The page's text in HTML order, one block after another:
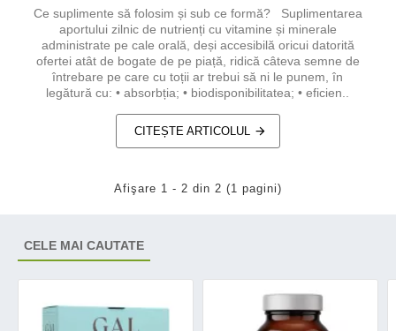
Ce suplimente să folosim și sub ce formă? Suplimentarea
aportului zilnic de nutrienți cu vitamine și minerale
administrate pe cale orală, deși accesibilă oricui datorită
ofertei atât de bogate de pe piață, ridică câteva semne de
întrebare pe care cu toții ar trebui să ni le punem, în
legătură cu: • absorbția; • biodisponibilitatea; • eficien..
CITEȘTE ARTICOLUL
Afişare 1 - 2 din 2 (1 pagini)
CELE MAI CAUTATE